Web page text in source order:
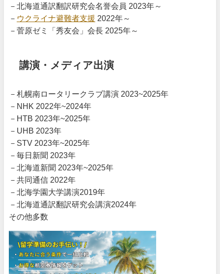
－北海道通訳翻訳研究会名誉会員 2023年～
－ ウクライナ避難者支援 2022年～
－菅原ゼミ「秀友会」会長 2025年～
講演・メディア出演
－札幌南ロータリークラブ講演 2023~2025年
－NHK 2022年~2024年
－HTB 2023年~2025年
－UHB 2023年
－STV 2023年~2025年
－毎日新聞 2023年
－北海道新聞 2023年~2025年
－共同通信 2022年
－北海学園大学講演2019年
－北海道通訳翻訳研究会講演2024年
その他多数